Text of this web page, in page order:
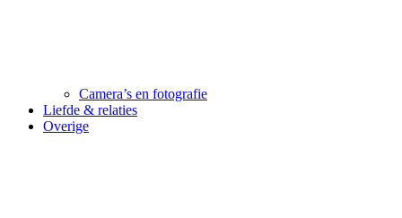
Camera’s en fotografie
Liefde & relaties
Overige